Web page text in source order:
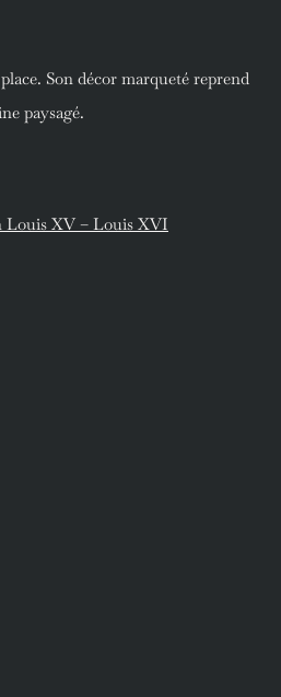
Son décor marqueté reprend
paysagé.
Louis XV – Louis XVI